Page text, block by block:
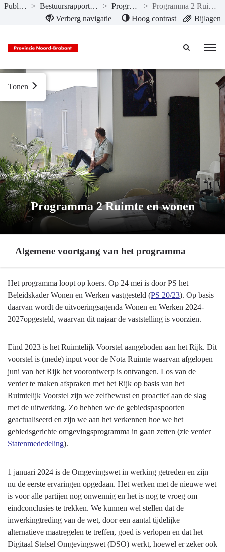
Naar hoofdinhoud
Publicaties > Bestuursrapportage II 2024 > Programma’s >
Programma 2 Ruimte en wonen
Verberg navigatie
Hoog contrast Bijlagen
Programma 2 Ruimte en wonen
Tonen
Algemene voortgang van het programma
Terug
naar
navigatie
wonen
Algemene
het
Het programma loopt op koers. Op 24 mei is door PS het
Beleidskader Wonen en Werken vastgesteld (PS 20/23). Op basis
daarvan wordt de uitvoeringsagenda Wonen en Werken 2024-
2027opgesteld, waarvan dit najaar de vaststelling is voorzien.
Eind 2023 is het Ruimtelijk Voorstel aangeboden aan het Rijk. Dit
voorstel is (mede) input voor de Nota Ruimte waarvan afgelopen
juni van het Rijk het voorontwerp is ontvangen. Los van de
verder te maken afspraken met het Rijk op basis van het
Ruimtelijk Voorstel zijn we zelfbewust en proactief aan de slag
met de uitwerking. Zo hebben we de gebiedspaspoorten
geactualiseerd en zijn we aan het verkennen hoe we het
gebiedsgerichte omgevingsprogramma in gaan zetten (zie verder
Statenmededeling).
1 januari 2024 is de Omgevingswet in werking getreden en zijn
nu de eerste ervaringen opgedaan. Het werken met de nieuwe wet
is voor alle partijen nog onwennig en het is nog te vroeg om
eindconclusies te trekken. We kunnen wel stellen dat de
inwerkingtreding van de wet, door een aantal tijdelijke
alternatieve maatregelen te treffen, goed is verlopen en dat het
Digitaal Stelsel Omgevingswet (DSO) werkt, hoewel er zeker ook